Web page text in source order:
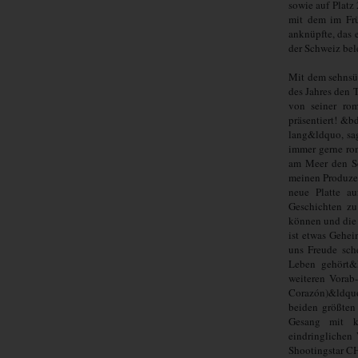
sowie auf Platz
mit dem im
anknüpfte, das
der Schweiz
Mit dem
des Jahres
von seiner
präsentiert!
lang&ldquo,
immer gerne
am Meer den
meinen
neue Platte
Geschichten
können und
ist etwas
uns Freude
Leben
weiteren
beiden
Gesang mit
eindringlichen
Shootingstar